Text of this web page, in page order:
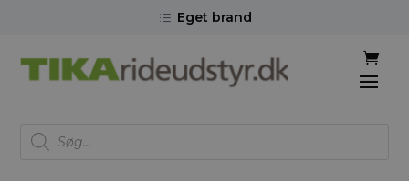
d Eget brand
Products
search